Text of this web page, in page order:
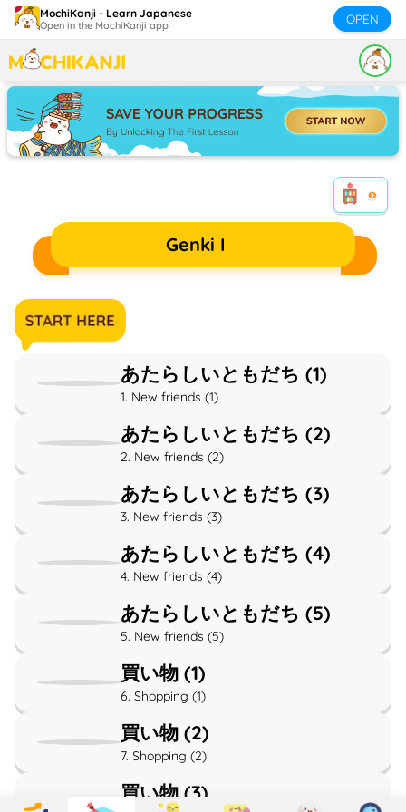
MochiKanji - Learn Japanese
Open in the MochiKanji app OPEN
Genki I
あたらしいともだち (1)
1. New friends (1)
あたらしいともだち (2)
2. New friends (2)
あたらしいともだち (3)
3. New friends (3)
あたらしいともだち (4)
4. New friends (4)
あたらしいともだち (5)
5. New friends (5)
買い物 (1)
6. Shopping (1)
買い物 (2)
7. Shopping (2)
買い物 (3)